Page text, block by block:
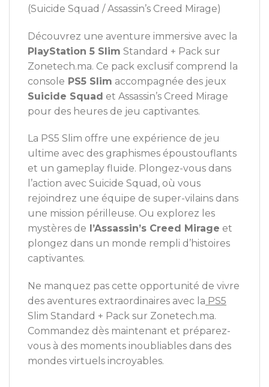
(Suicide Squad / Assassin’s Creed Mirage)
Découvrez une aventure immersive avec la
PlayStation 5 Slim Standard + Pack sur
Zonetech.ma. Ce pack exclusif comprend la
console PS5 Slim accompagnée des jeux
Suicide Squad et Assassin’s Creed Mirage
pour des heures de jeu captivantes.
La PS5 Slim offre une expérience de jeu
ultime avec des graphismes époustouflants
et un gameplay fluide. Plongez-vous dans
l’action avec Suicide Squad, où vous
rejoindrez une équipe de super-vilains dans
une mission périlleuse. Ou explorez les
mystères de l’Assassin’s Creed Mirage et
plongez dans un monde rempli d’histoires
captivantes.
Ne manquez pas cette opportunité de vivre
des aventures extraordinaires avec la PS5
Slim Standard + Pack sur Zonetech.ma.
Commandez dès maintenant et préparez-
vous à des moments inoubliables dans des
mondes virtuels incroyables.